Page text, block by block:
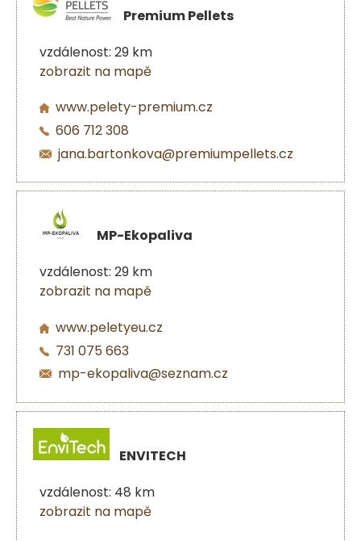
Premium Pellets
vzdálenost: 29 km
zobrazit na mapě
www.pelety-premium.cz
606 712 308
jana.bartonkova@premiumpellets.cz
MP-Ekopaliva
vzdálenost: 29 km
zobrazit na mapě
www.peletyeu.cz
731 075 663
mp-ekopaliva@seznam.cz
ENVITECH
vzdálenost: 48 km
zobrazit na mapě